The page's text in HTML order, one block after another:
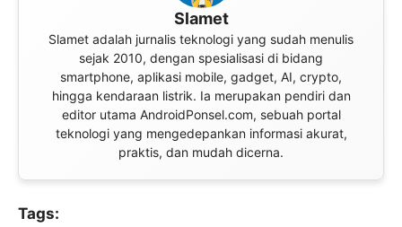
Slamet
Slamet adalah jurnalis teknologi yang sudah menulis
sejak 2010, dengan spesialisasi di bidang
smartphone, aplikasi mobile, gadget, AI, crypto,
hingga kendaraan listrik. Ia merupakan pendiri dan
editor utama AndroidPonsel.com, sebuah portal
teknologi yang mengedepankan informasi akurat,
praktis, dan mudah dicerna.
Tags: